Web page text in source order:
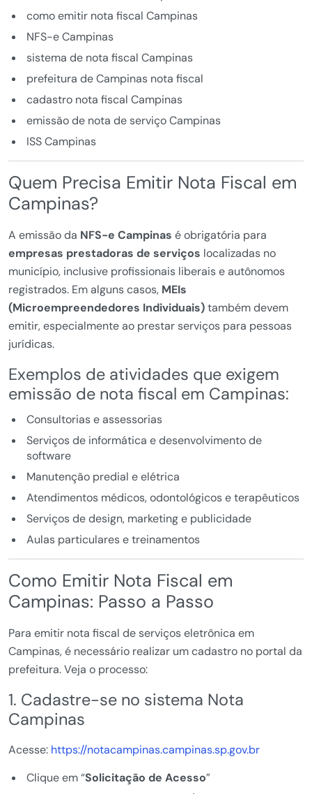
como emitir nota fiscal Campinas
NFS-e Campinas
sistema de nota fiscal Campinas
prefeitura de Campinas nota fiscal
cadastro nota fiscal Campinas
emissão de nota de serviço Campinas
ISS Campinas
Quem Precisa Emitir Nota Fiscal em
Campinas?
A emissão da NFS-e Campinas é obrigatória para
empresas prestadoras de serviços localizadas no
município, inclusive profissionais liberais e autônomos
registrados. Em alguns casos, MEIs
(Microempreendedores Individuais)também devem
emitir, especialmente ao prestar serviços para pessoas
jurídicas.
Exemplos de atividades que exigem
emissão de nota fiscal em Campinas:
Consultorias e assessorias
Serviços de informática e desenvolvimento de
software
Manutenção predial e elétrica
Atendimentos médicos, odontológicos e terapêuticos
Serviços de design, marketing e publicidade
Aulas particulares e treinamentos
Como Emitir Nota Fiscal em
Campinas: Passo a Passo
Para emitir nota fiscal de serviços eletrônica em
Campinas, é necessário realizar um cadastro no portal da
prefeitura. Veja o processo:
1. Cadastre-se no sistema Nota
Campinas
Acesse: https://notacampinas.campinas.sp.gov.br
Clique em “Solicitação de Acesso”